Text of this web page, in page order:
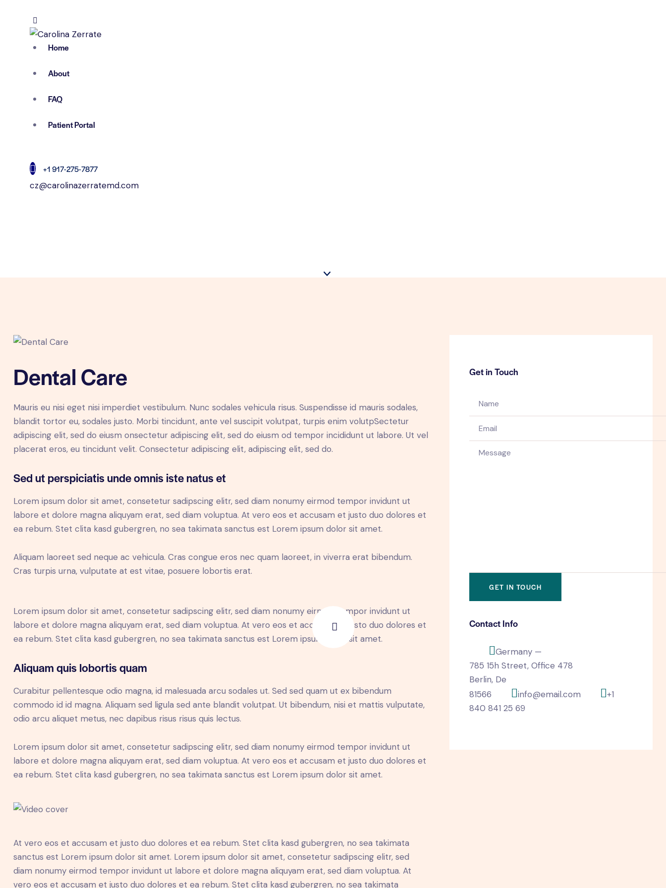
Home
About
FAQ
Patient Portal
+1 917-275-7877
cz@carolinazerratemd.com
Dental Care
Mauris eu nisi eget nisi imperdiet vestibulum. Nunc sodales vehicula risus. Suspendisse id mauris sodales,
blandit tortor eu, sodales justo. Morbi tincidunt, ante vel suscipit volutpat, turpis enim volutpSectetur
adipiscing elit, sed do eiusm onsectetur adipiscing elit, sed do eiusm od tempor incididunt ut labore. Ut vel
placerat eros, eu tincidunt velit. Consectetur adipiscing elit, adipiscing elit, sed do.
Sed ut perspiciatis unde omnis iste natus et
Lorem ipsum dolor sit amet, consetetur sadipscing elitr, sed diam nonumy eirmod tempor invidunt ut
labore et dolore magna aliquyam erat, sed diam voluptua. At vero eos et accusam et justo duo dolores et
ea rebum. Stet clita kasd gubergren, no sea takimata sanctus est Lorem ipsum dolor sit amet.
Aliquam laoreet sed neque ac vehicula. Cras congue eros nec quam laoreet, in viverra erat bibendum.
Cras turpis urna, vulputate at est vitae, posuere lobortis erat.
Lorem ipsum dolor sit amet, consetetur sadipscing elitr, sed diam nonumy eirmod tempor invidunt ut
labore et dolore magna aliquyam erat, sed diam voluptua. At vero eos et accusam et justo duo dolores et
ea rebum. Stet clita kasd gubergren, no sea takimata sanctus est Lorem ipsum dolor sit amet.
Aliquam quis lobortis quam
Curabitur pellentesque odio magna, id malesuada arcu sodales ut. Sed sed quam ut ex bibendum
commodo id id magna. Aliquam sed ligula sed ante blandit volutpat. Ut bibendum, nisi et mattis vulputate,
odio arcu aliquet metus, nec dapibus risus risus quis lectus.
Lorem ipsum dolor sit amet, consetetur sadipscing elitr, sed diam nonumy eirmod tempor invidunt ut
labore et dolore magna aliquyam erat, sed diam voluptua. At vero eos et accusam et justo duo dolores et
ea rebum. Stet clita kasd gubergren, no sea takimata sanctus est Lorem ipsum dolor sit amet.
At vero eos et accusam et justo duo dolores et ea rebum. Stet clita kasd gubergren, no sea takimata
sanctus est Lorem ipsum dolor sit amet. Lorem ipsum dolor sit amet, consetetur sadipscing elitr, sed
diam nonumy eirmod tempor invidunt ut labore et dolore magna aliquyam erat, sed diam voluptua. At
vero eos et accusam et justo duo dolores et ea rebum. Stet clita kasd gubergren, no sea takimata
Get in Touch
Contact Info
Germany —
785 15h Street, Office 478
Berlin, De
81566
info@email.com
+1
840 841 25 69